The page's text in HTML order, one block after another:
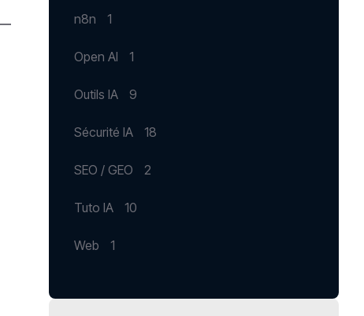
n8n 1
Open AI 1
Outils IA 9
Sécurité IA 18
SEO / GEO 2
Tuto IA 10
Web 1